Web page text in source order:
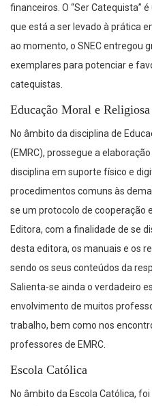
financeiros. O “Ser Catequista”
que está a ser levado à prática
ao momento, o SNEC entregou
exemplares para potenciar e
catequistas.
Educação Moral e
No âmbito da disciplina de
(EMRC), prossegue a
disciplina em suporte físico e
procedimentos comuns às
se um protocolo de cooperação
Editora, com a finalidade de se
desta editora, os manuais e os
sendo os seus conteúdos da
Salienta-se ainda o verdadeiro
envolvimento de muitos
trabalho, bem como nos
professores de EMRC.
Escola Católica
No âmbito da Escola Católica,